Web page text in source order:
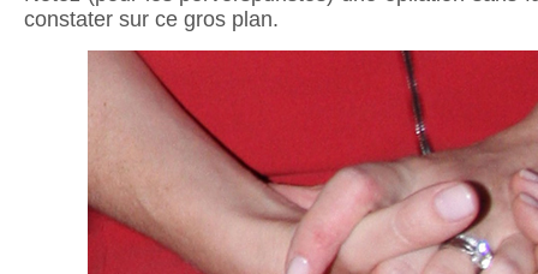
constater sur ce gros plan.